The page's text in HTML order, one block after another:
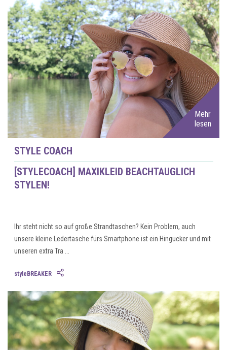
Mehr
lesen
STYLE COACH
[STYLECOACH] MAXIKLEID BEACHTAUGLICH
STYLEN!
Ihr steht nicht so auf große Strandtaschen? Kein Problem, auch
unsere kleine Ledertasche fürs Smartphone ist ein Hingucker und mit
unseren extra Tra ...
styleBREAKER